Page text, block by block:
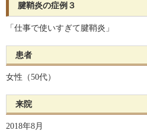
腱鞘炎の症例３
「仕事で使いすぎて腱鞘炎」
患者
女性（50代）
来院
2018年8月